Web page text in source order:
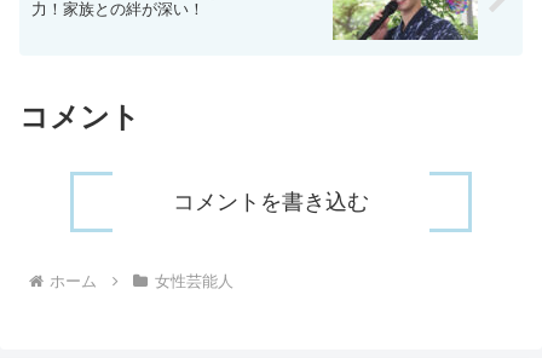
力！家族との絆が深い！
コメント
コメントを書き込む
ホーム 女性芸能人